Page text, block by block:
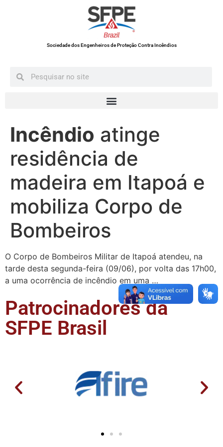
Sociedade dos Engenheiros de Proteção Contra Incêndios
Incêndio atinge
residência de
madeira em Itapoá e
mobiliza Corpo de
Bombeiros
O Corpo de Bombeiros Militar de Itapoá atendeu, na
tarde desta segunda-feira (09/06), por volta das 17h00,
a uma ocorrência de incêndio em uma …
Patrocinadores da
SFPE Brasil